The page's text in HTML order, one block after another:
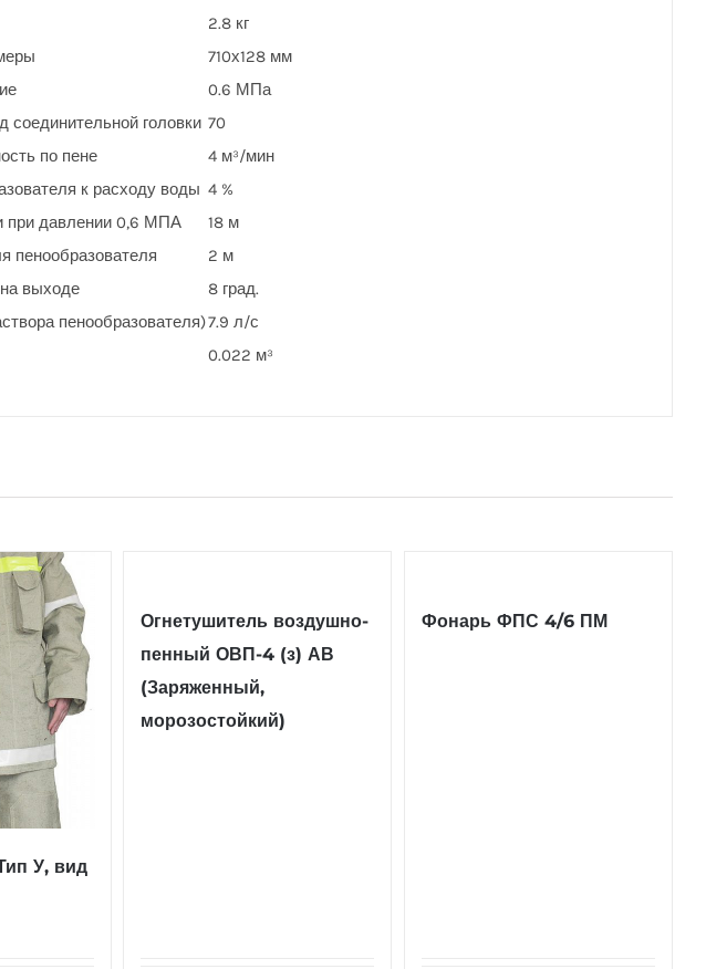
2.8 кг
710х128 мм
0.6 МПа
соединительной головки 70
по пене
4 м³/мин
к расходу воды 4 %
при давлении 0,6 МПА
18 м
пенообразователя
2 м
выходе
8 град.
пенообразователя)7.9 л/с
0.022 м³
У, вид
Огнетушитель воздушно-
пенный ОВП-4 (з) АВ
(Заряженный,
морозостойкий)
Фонарь ФПС 4/6 ПМ